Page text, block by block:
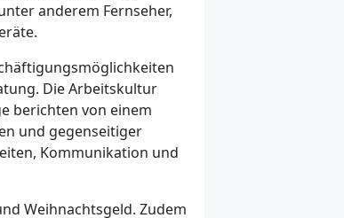
anderem Fernseher,
Die Arbeitskultur
berichten von einem
und gegenseitiger
Kommunikation und
Weihnachtsgeld. Zudem